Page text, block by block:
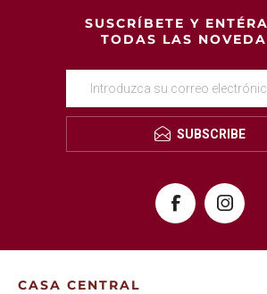
SUSCRÍBETE Y
TODAS LAS
SUBSCRIBE
CASA CENTRAL